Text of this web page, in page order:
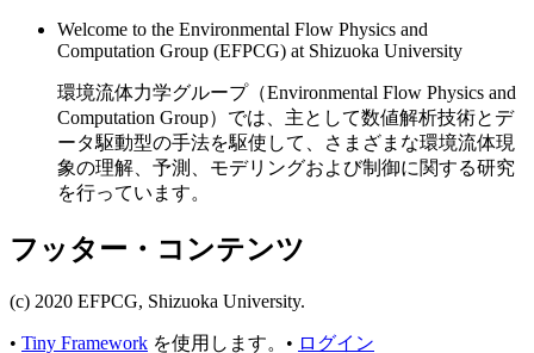
Welcome to the Environmental Flow Physics and
Computation Group (EFPCG) at Shizuoka University
環境流体力学グループ（Environmental Flow Physics and
Computation Group）では、主として数値解析技術とデ
ータ駆動型の手法を駆使して、さまざまな環境流体現
象の理解、予測、モデリングおよび制御に関する研究
を行っています。
フッター・コンテンツ
(c) 2020 EFPCG, Shizuoka University.
• Tiny Framework を使用します。 • ログイン